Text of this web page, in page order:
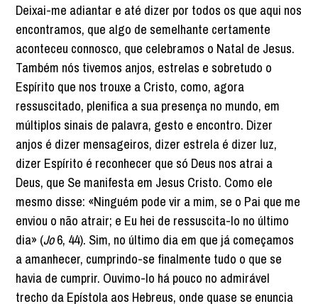
Deixai-me adiantar e até dizer por todos os que aqui nos
encontramos, que algo de semelhante certamente
aconteceu connosco, que celebramos o Natal de Jesus.
Também nós tivemos anjos, estrelas e sobretudo o
Espírito que nos trouxe a Cristo, como, agora
ressuscitado, plenifica a sua presença no mundo, em
múltiplos sinais de palavra, gesto e encontro. Dizer
anjos é dizer mensageiros, dizer estrela é dizer luz,
dizer Espírito é reconhecer que só Deus nos atrai a
Deus, que Se manifesta em Jesus Cristo. Como ele
mesmo disse: «Ninguém pode vir a mim, se o Pai que me
enviou o não atrair; e Eu hei de ressuscita-lo no último
dia» (Jo6, 44). Sim, no último dia em que já começamos
a amanhecer, cumprindo-se finalmente tudo o que se
havia de cumprir. Ouvimo-lo há pouco no admirável
trecho da Epístola aos Hebreus, onde quase se enuncia